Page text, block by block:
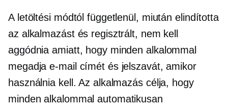
A letöltési módtól függetlenül, miután elindította
az alkalmazást és regisztrált, nem kell
aggódnia amiatt, hogy minden alkalommal
megadja e-mail címét és jelszavát, amikor
használnia kell. Az alkalmazás célja, hogy
minden alkalommal automatikusan